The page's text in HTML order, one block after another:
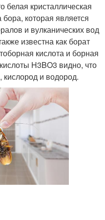
белая кристаллическая
которая является
и вулканических вод
известна как борат
кислота и борная
H3BO3 видно, что
кислород и водород.